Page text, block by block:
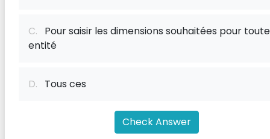
C. Pour saisir les dimensions souhaitées pour toute
entité
D. Tous ces
Check Answer